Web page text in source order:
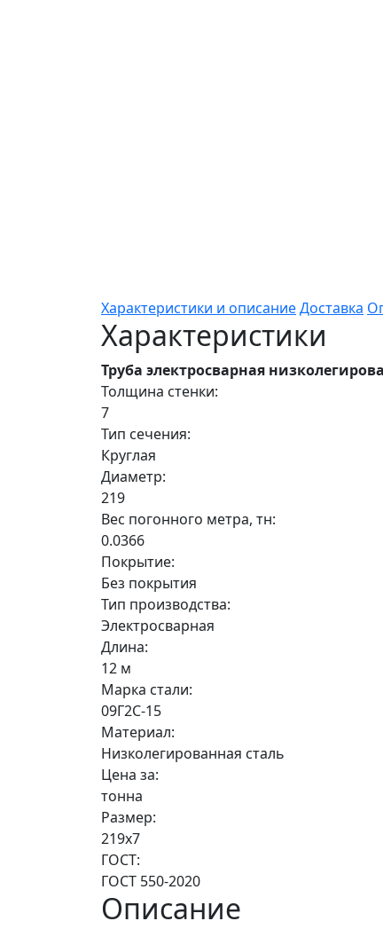
Характеристики и описаниеДоставка
Характеристики
Труба электросварная
Толщина стенки:
7
Тип сечения:
Круглая
Диаметр:
219
Вес погонного метра, тн:
0.0366
Покрытие:
Без покрытия
Тип производства:
Электросварная
Длина:
12 м
Марка стали:
09Г2С-15
Материал:
Низколегированная сталь
Цена за:
тонна
Размер:
219х7
ГОСТ:
ГОСТ 550-2020
Описание